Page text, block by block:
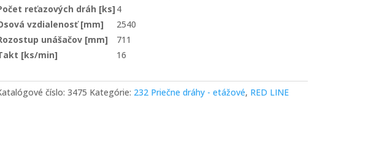
reťazových dráh [ks] 4
vzdialenosť [mm]
2540
unášačov [mm]
711
[ks/min]
16
číslo: 3475 Kategórie: 232 Priečne dráhy - etážové, RED LINE